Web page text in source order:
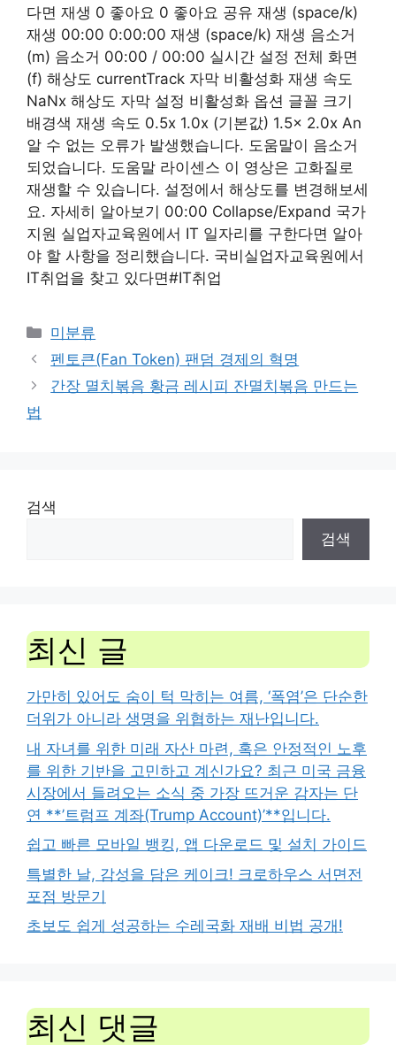
다면 재생 0 좋아요 0 좋아요 공유 재생 (space/k)
재생 00:00 0:00:00 재생 (space/k) 재생 음소거
(m) 음소거 00:00 / 00:00 실시간 설정 전체 화면
(f) 해상도 currentTrack 자막 비활성화 재생 속도
NaNx 해상도 자막 설정 비활성화 옵션 글꼴 크기
배경색 재생 속도 0.5x 1.0x (기본값) 1.5x 2.0x An
알 수 없는 오류가 발생했습니다. 도움말이 음소거
되었습니다. 도움말 라이센스 이 영상은 고화질로
재생할 수 있습니다. 설정에서 해상도를 변경해보세
요. 자세히 알아보기 00:00 Collapse/Expand 국가
지원 실업자교육원에서 IT 일자리를 구한다면 알아
야 할 사항을 정리했습니다. 국비실업자교육원에서
IT취업을 찾고 있다면#IT취업
Categories
미분류
펜토큰(Fan Token) 팬덤 경제의 혁명
간장 멸치볶음 황금 레시피 잔멸치볶음 만드는
법
검색
검색
최신 글
가만히 있어도 숨이 턱 막히는 여름, ‘폭염’은 단순한
더위가 아니라 생명을 위협하는 재난입니다.
내 자녀를 위한 미래 자산 마련, 혹은 안정적인 노후
를 위한 기반을 고민하고 계신가요? 최근 미국 금융
시장에서 들려오는 소식 중 가장 뜨거운 감자는 단
연 **’트럼프 계좌(Trump Account)’**입니다.
쉽고 빠른 모바일 뱅킹, 앱 다운로드 및 설치 가이드
특별한 날, 감성을 담은 케이크! 크로하우스 서면전
포점 방문기
초보도 쉽게 성공하는 수레국화 재배 비법 공개!
최신 댓글